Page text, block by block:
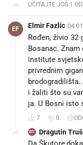
UČITAJTE JOŠ 1
EF Elmir Fazlic
Rođen, živio 32
Bosanac.
institute
privrednim
i žaliti što su
ja. U Bosni isto
7 0
DT Dragutin